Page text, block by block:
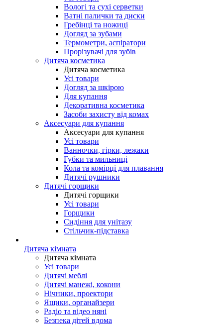
Вологі та сухі серветки
Ватні палички та диски
Гребінці та ножиці
Догляд за зубами
Термометри, аспіратори
Прорізувачі для зубів
Дитяча косметика
Дитяча косметика
Усі товари
Догляд за шкірою
Для купання
Декоративна косметика
Засоби захисту від комах
Аксесуари для купання
Аксесуари для купання
Усі товари
Ванночки, гірки, лежаки
Губки та мильниці
Кола та комірці для плавання
Дитячі рушники
Дитячі горщики
Дитячі горщики
Усі товари
Горщики
Сидіння для унітазу
Стільчик-підставка
Дитяча кімната
Дитяча кімната
Усі товари
Дитячі меблі
Дитячі манежі, кокони
Нічники, проектори
Ящики, органайзери
Радіо та відео няні
Безпека дітей вдома